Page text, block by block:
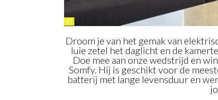
©
Droom je van het gemak van
luie zetel het daglicht en de
Doe mee aan onze wedstrijd en
Somfy. Hij is geschikt voor de
batterij met lange levensduur en